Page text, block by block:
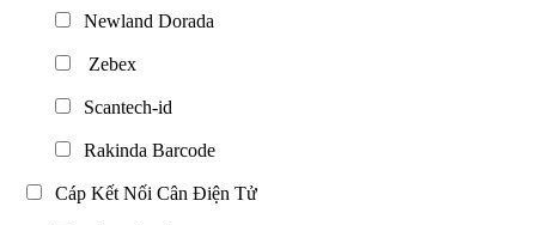
Newland Dorada
Zebex
Scantech-id
Rakinda Barcode
Cáp Kết Nối Cân Điện Tử